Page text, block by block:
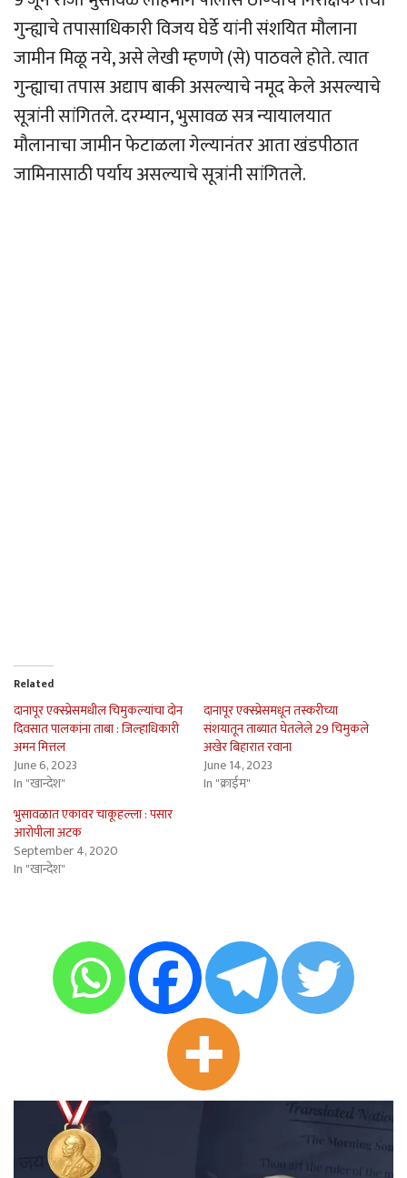
गुन्ह्याचे तपासाधिकारी विजय घेर्डे यांनी संशयित मौलाना
जामीन मिळू नये, असे लेखी म्हणणे (से) पाठवले होते. त्यात
गुन्ह्याचा तपास अद्याप बाकी असल्याचे नमूद केले असल्याचे
सूत्रांनी सांगितले. दरम्यान, भुसावळ सत्र न्यायालयात
मौलानाचा जामीन फेटाळला गेल्यानंतर आता खंडपीठात
जामिनासाठी पर्याय असल्याचे सूत्रांनी सांगितले.
Related
दानापूर एक्स्प्रेसमधील चिमुकल्यांचा दोन
दिवसात पालकांना ताबा : जिल्हाधिकारी
अमन मित्तल
June 6, 2023
In "खान्देश"
दानापूर एक्स्प्रेसमधून तस्करीच्या
संशयातून ताब्यात घेतलेले 29 चिमुकले
अखेर बिहारात रवाना
June 14, 2023
In "क्राईम"
भुसावळात एकावर चाकूहल्ला : पसार
आरोपीला अटक
September 4, 2020
In "खान्देश"